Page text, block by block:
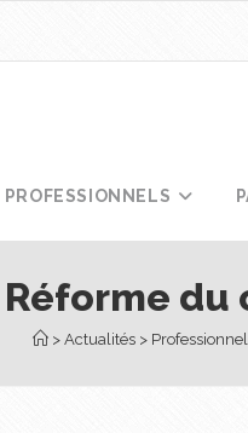
PROFESSIONNELS
Réforme du
> Actualités >